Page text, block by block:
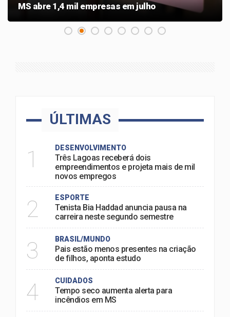
MS abre 1,4 mil empresas em julho
ÚLTIMAS
1 DESENVOLVIMENTO
Três Lagoas receberá dois
empreendimentos e projeta mais de mil
novos empregos
2 ESPORTE
Tenista Bia Haddad anuncia pausa na
carreira neste segundo semestre
3 BRASIL/MUNDO
Pais estão menos presentes na criação
de filhos, aponta estudo
4 CUIDADOS
Tempo seco aumenta alerta para
incêndios em MS